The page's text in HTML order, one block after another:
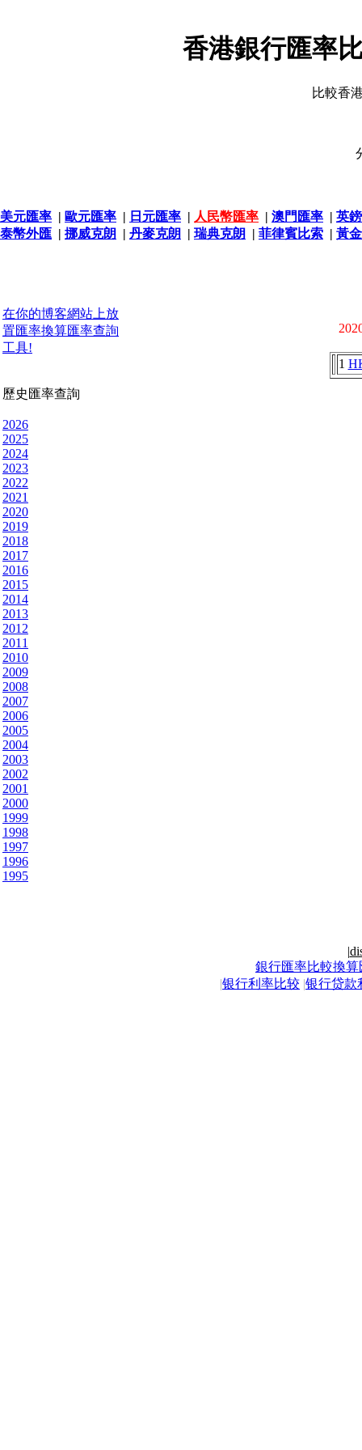
香港銀行匯率
比較香
美元匯率 | 歐元匯率 | 日元匯率 | 人民幣匯率 | 澳門匯率 | 英
泰幣外匯 | 挪威克朗 | 丹麥克朗 | 瑞典克朗 | 菲律賓比索 | 黃
在你的博客網站上放
置匯率換算匯率查詢
工具!
歷史匯率查詢
2026
2025
2024
2023
2022
2021
2020
2019
2018
2017
2016
2015
2014
2013
2012
2011
2010
2009
2008
2007
2006
2005
2004
2003
2002
2001
2000
1999
1998
1997
1996
1995
1
|
銀行匯率比較換算
|银行利率比较 |银行贷款